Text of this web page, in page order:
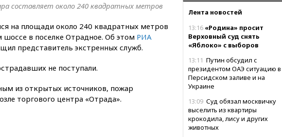
Лента новостей
13:16 «Родина» просит
Верховный суд снять
«Яблоко» с выборов
13:11 Путин обсудил с
президентом ОАЭ ситуацию в
Персидском заливе и на
Украине
13:09 Суд обязал москвичку
выселить из квартиры
крокодила, лису и других
животных
составляет около 240 квадратных метров
на площади около 240 квадратных метров
в поселке Отрадное. Об этом РИА
представитель экстренных служб.
не поступали.
из открытых источников, пожар
торгового центра «Отрада».